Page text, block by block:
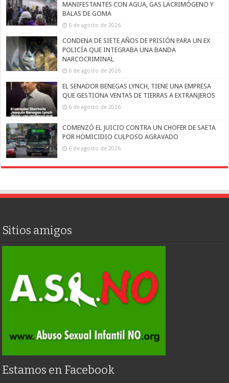
MANIFESTANTES CON AGUA, GAS LACRIMÓGENO Y
BALAS DE GOMA
6 de agosto de 2026
CONDENA DE SIETE AÑOS DE PRISIÓN PARA UN EX
POLICÍA QUE INTEGRABA UNA BANDA
NARCOCRIMINAL
6 de agosto de 2026
EL SENADOR BENEGAS LYNCH, TIENE UNA EMPRESA
QUE GESTIONA VENTAS DE TIERRAS A EXTRANJEROS
6 de agosto de 2026
COMENZÓ EL JUICIO CONTRA UN CHOFER DE SAETA
POR HOMICIDIO CULPOSO AGRAVADO
6 de agosto de 2026
Sitios amigos
Estamos en Facebook